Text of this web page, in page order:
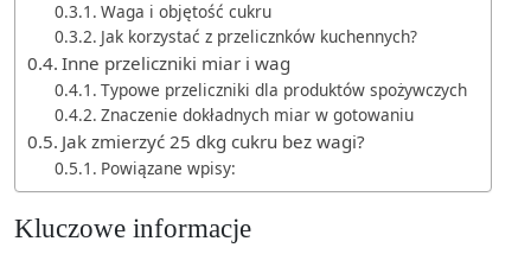
Waga i objętość cukru
Jak korzystać z przelicznków kuchennych?
Inne przeliczniki miar i wag
Typowe przeliczniki dla produktów spożywczych
Znaczenie dokładnych miar w gotowaniu
Jak zmierzyć 25 dkg cukru bez wagi?
Powiązane wpisy:
Kluczowe informacje